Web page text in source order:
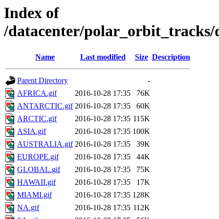
Index of
/datacenter/polar_orbit_tracks/
Name Last modified Size Description
Parent Directory
-
AFRICA.gif
2016-10-28 17:35
76K
ANTARCTIC.gif 2016-10-28 17:35
60K
ARCTIC.gif
2016-10-28 17:35 115K
ASIA.gif
2016-10-28 17:35 100K
AUSTRALIA.gif 2016-10-28 17:35
39K
EUROPE.gif
2016-10-28 17:35
44K
GLOBAL.gif
2016-10-28 17:35
75K
HAWAII.gif
2016-10-28 17:35
17K
MIAMI.gif
2016-10-28 17:35 128K
NA.gif
2016-10-28 17:35 112K